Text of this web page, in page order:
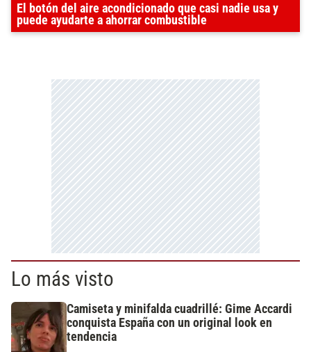
El botón del aire acondicionado que casi nadie usa y
puede ayudarte a ahorrar combustible
Lo más visto
Camiseta y minifalda cuadrillé: Gime Accardi
conquista España con un original look en
tendencia